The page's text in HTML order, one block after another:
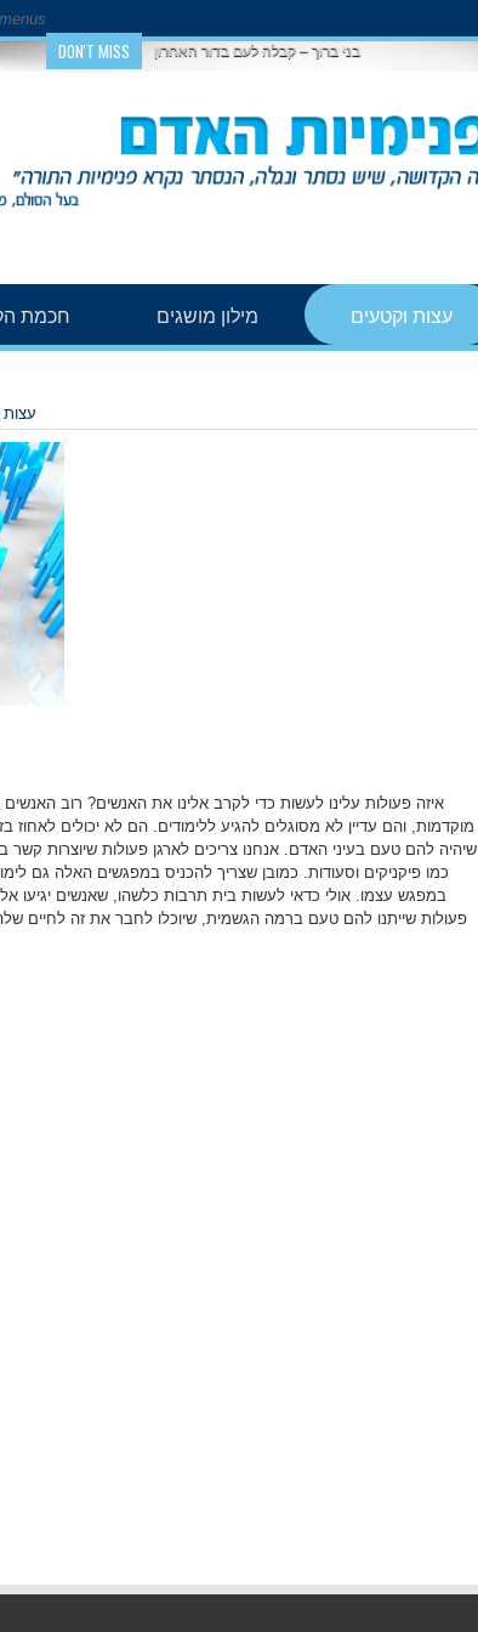
DON'T MISS בני ברוך – קבלה לעם בדור האחרון
חכמת מילון מושגים עצות וקטעים
עצות
איזה פעולות עלינו לעשות כדי לקרב אלינו את האנשים? רוב
מוקדמות, והם עדיין לא מסוגלים להגיע ללימודים. הם לא יכולים
שיהיה להם טעם בעיני האדם. אנחנו צריכים לארגן פעולות שיוצרות
כמו פיקניקים וסעודות. כמובן שצריך להכניס במפגשים האלה גם
במפגש עצמו. אולי כדאי לעשות בית תרבות כלשהו, שאנשים יגיעו
פעולות שייתנו להם טעם ברמה הגשמית, שיוכלו לחבר את זה לחיים